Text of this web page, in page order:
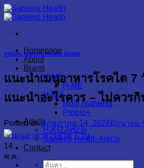
Skip
to
Homepage
About
Brand
H-ME
H-ME
H-KIZ
Multi Nutrients
Probio+
Article
H-KIZ Article
Sapiens Health Article
Contact
Article, Sapiens Health Article
แนะนำเมนูอาหารโรคไต 7
แนะนำอะไรควร – ไม่ควรกิ
Posted onพฤษภาคม 14, 2024มิถุนายน
14
พ.ค.